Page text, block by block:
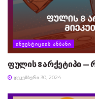
ᲘᲜᲕᲔᲡᲢᲘᲪᲘᲘᲡ ᲐᲜᲑᲐᲜᲘ
ფულის 8 არქეტიპი —
ᲓᲔᲙᲔᲛᲑᲔᲠᲘ 30, 2024